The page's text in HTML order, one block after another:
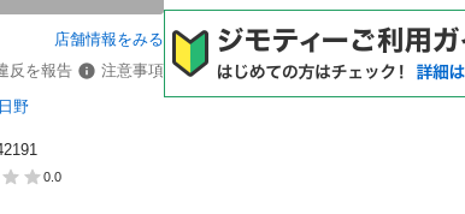
店舗情報をみる
反を報告
注意事項
野
0.0